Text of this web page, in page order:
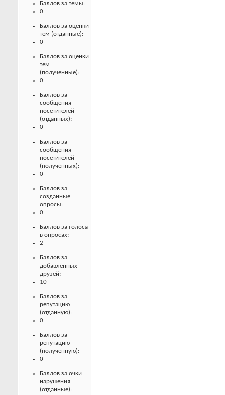
Баллов за темы:
0
Баллов за оценки
тем (отданные):
0
Баллов за оценки
тем
(полученные):
0
Баллов за
сообщения
посетителей
(отданных):
0
Баллов за
сообщения
посетителей
(полученных):
0
Баллов за
созданные
опросы:
0
Баллов за голоса
в опросах:
2
Баллов за
добавленных
друзей:
10
Баллов за
репутацию
(отданную):
0
Баллов за
репутацию
(полученную):
0
Баллов за очки
нарушения
(отданные):